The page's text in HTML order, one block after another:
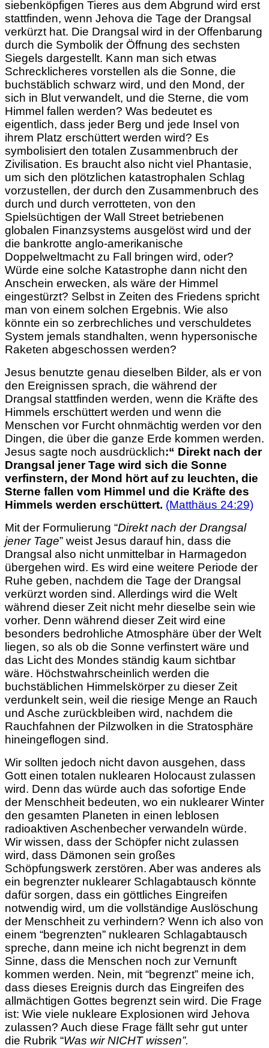
siebenköpfigen Tieres aus dem Abgrund wird erst
stattfinden, wenn Jehova die Tage der Drangsal
verkürzt hat. Die Drangsal wird in der Offenbarung
durch die Symbolik der Öffnung des sechsten
Siegels dargestellt. Kann man sich etwas
Schrecklicheres vorstellen als die Sonne, die
buchstäblich schwarz wird, und den Mond, der
sich in Blut verwandelt, und die Sterne, die vom
Himmel fallen werden? Was bedeutet es
eigentlich, dass jeder Berg und jede Insel von
ihrem Platz erschüttert werden wird? Es
symbolisiert den totalen Zusammenbruch der
Zivilisation. Es braucht also nicht viel Phantasie,
um sich den plötzlichen katastrophalen Schlag
vorzustellen, der durch den Zusammenbruch des
durch und durch verrotteten, von den
Spielsüchtigen der Wall Street betriebenen
globalen Finanzsystems ausgelöst wird und der
die bankrotte anglo-amerikanische
Doppelweltmacht zu Fall bringen wird, oder?
Würde eine solche Katastrophe dann nicht den
Anschein erwecken, als wäre der Himmel
eingestürzt? Selbst in Zeiten des Friedens spricht
man von einem solchen Ergebnis. Wie also
könnte ein so zerbrechliches und verschuldetes
System jemals standhalten, wenn hypersonische
Raketen abgeschossen werden?
Jesus benutzte genau dieselben Bilder, als er von
den Ereignissen sprach, die während der
Drangsal stattfinden werden, wenn die Kräfte des
Himmels erschüttert werden und wenn die
Menschen vor Furcht ohnmächtig werden vor den
Dingen, die über die ganze Erde kommen werden.
Jesus sagte noch ausdrücklich:“ Direkt nach der
Drangsal jener Tage wird sich die Sonne
verfinstern, der Mond hört auf zu leuchten, die
Sterne fallen vom Himmel und die Kräfte des
Himmels werden erschüttert. (Matthäus 24:29)
Mit der Formulierung “Direkt nach der Drangsal
jener Tage” weist Jesus darauf hin, dass die
Drangsal also nicht unmittelbar in Harmagedon
übergehen wird. Es wird eine weitere Periode der
Ruhe geben, nachdem die Tage der Drangsal
verkürzt worden sind. Allerdings wird die Welt
während dieser Zeit nicht mehr dieselbe sein wie
vorher. Denn während dieser Zeit wird eine
besonders bedrohliche Atmosphäre über der Welt
liegen, so als ob die Sonne verfinstert wäre und
das Licht des Mondes ständig kaum sichtbar
wäre. Höchstwahrscheinlich werden die
buchstäblichen Himmelskörper zu dieser Zeit
verdunkelt sein, weil die riesige Menge an Rauch
und Asche zurückbleiben wird, nachdem die
Rauchfahnen der Pilzwolken in die Stratosphäre
hineingeflogen sind.
Wir sollten jedoch nicht davon ausgehen, dass
Gott einen totalen nuklearen Holocaust zulassen
wird. Denn das würde auch das sofortige Ende
der Menschheit bedeuten, wo ein nuklearer Winter
den gesamten Planeten in einen leblosen
radioaktiven Aschenbecher verwandeln würde.
Wir wissen, dass der Schöpfer nicht zulassen
wird, dass Dämonen sein großes
Schöpfungswerk zerstören. Aber was anderes als
ein begrenzter nuklearer Schlagabtausch könnte
dafür sorgen, dass ein göttliches Eingreifen
notwendig wird, um die vollständige Auslöschung
der Menschheit zu verhindern? Wenn ich also von
einem “begrenzten” nuklearen Schlagabtausch
spreche, dann meine ich nicht begrenzt in dem
Sinne, dass die Menschen noch zur Vernunft
kommen werden. Nein, mit “begrenzt” meine ich,
dass dieses Ereignis durch das Eingreifen des
allmächtigen Gottes begrenzt sein wird. Die Frage
ist: Wie viele nukleare Explosionen wird Jehova
zulassen? Auch diese Frage fällt sehr gut unter
die Rubrik “Was wir NICHT wissen”.